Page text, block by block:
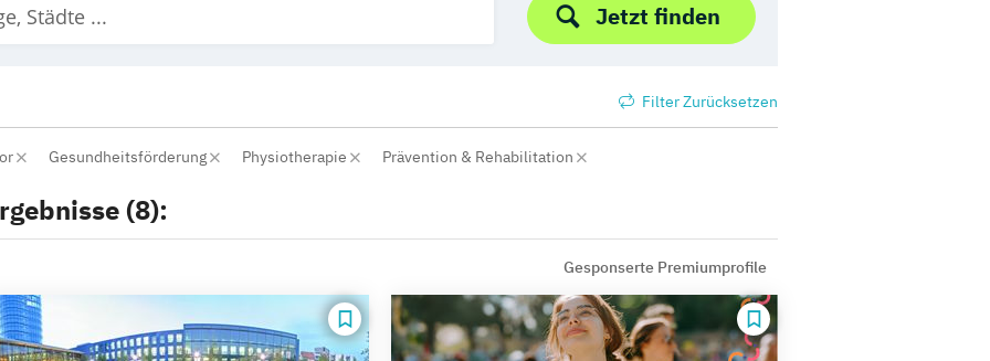
Jetzt finden
Filter Zurücksetzen
Gesundheitsförderung Physiotherapie Prävention & Rehabilitation
(8):
Gesponserte Premiumprofile